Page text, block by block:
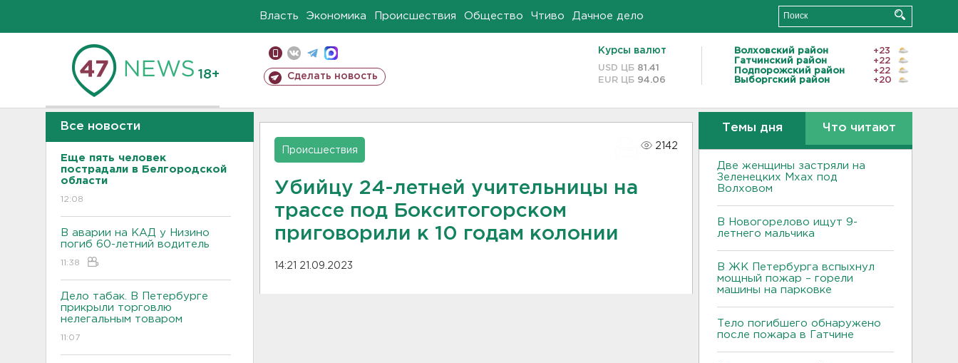
Власть Экономика Происшествия Общество Чтиво Дачное дело
18+ Сделать новость
Курсы валют
USD ЦБ 81.41
EUR ЦБ 94.06
Волховский район
+23
Гатчинский район
+22
Подпорожский район
+22
Выборгский район
+20
Все новости
Еще пять человек
пострадали в Белгородской
области
12:08
В аварии на КАД у Низино
погиб 60-летний водитель
11:38
Дело табак. В Петербурге
прикрыли торговлю
нелегальным товаром
11:07
Происшествия
2142
Убийцу 24-летней учительницы на
трассе под Бокситогорском
приговорили к 10 годам колонии
14:21 21.09.2023
Темы дня Что читают
Две женщины застряли на
Зеленецких Мхах под
Волховом
В Новогорелово ищут 9-
летнего мальчика
В ЖК Петербурга вспыхнул
мощный пожар – горели
машины на парковке
Тело погибшего обнаружено
после пожара в Гатчине